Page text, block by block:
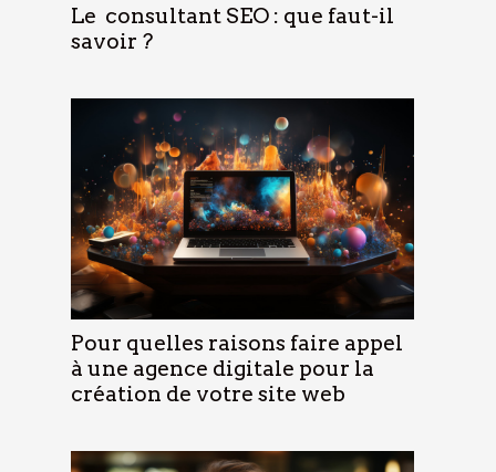
Le consultant SEO : que faut-il
savoir ?
Pour quelles raisons faire appel
à une agence digitale pour la
création de votre site web